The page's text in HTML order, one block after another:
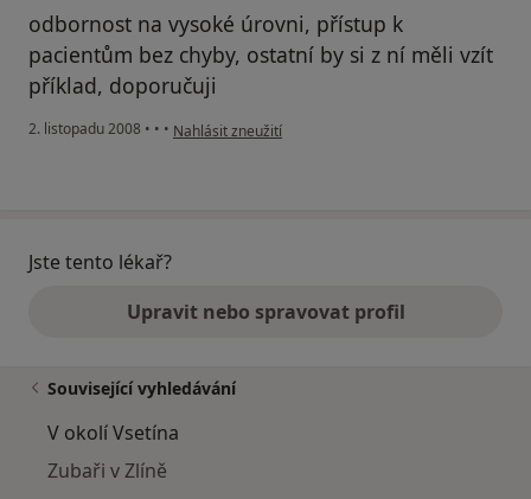
odbornost na vysoké úrovni, přístup k
pacientům bez chyby, ostatní by si z ní měli vzít
příklad, doporučuji
2. listopadu 2008 • • • podle názoru uživatele Pacient
Nahlásit zneužití
Jste tento lékař?
Upravit nebo spravovat profil
Související vyhledávání
V okolí Vsetína
Zubaři v Zlíně